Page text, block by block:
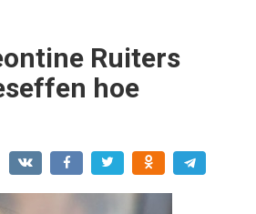
Ruiters
hoe